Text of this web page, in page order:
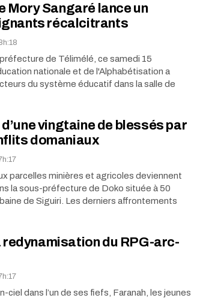
Mory Sangaré lance un
récalcitrants
de Télimélé, ce samedi 15
nationale et de l'Alphabétisation a
du système éducatif dans la salle de
vingtaine de blessés par
domaniaux
parcelles minières et agricoles deviennent
la sous-préfecture de Doko située à 50
de Siguiri. Les derniers affrontements
redynamisation du RPG-arc-
ciel dans l’un de ses fiefs, Faranah, les jeunes